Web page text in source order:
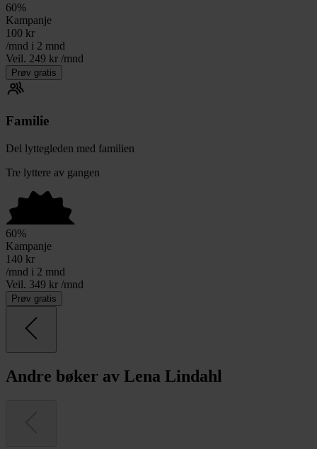
60%
Kampanje
100 kr
/mnd i 2 mnd
Veil. 249 kr /mnd
Prøv gratis
Familie
Del lyttegleden med familien
Tre lyttere av gangen
60%
Kampanje
140 kr
/mnd i 2 mnd
Veil. 349 kr /mnd
Prøv gratis
Andre bøker av Lena Lindahl